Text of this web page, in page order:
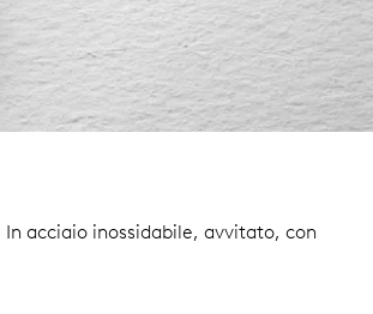
In acciaio inossidabile, avvitato, con